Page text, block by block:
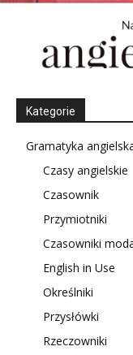
Kategorie
Gramatyka
Czasy angielskie
Czasownik
Przymiotniki
Czasowniki
English in Use
Określniki
Przysłówki
Rzeczowniki